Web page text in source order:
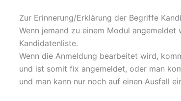
Zur Erinnerung/Erklärung der Begriffe
Wenn jemand zu einem Modul
Kandidatenliste.
Wenn die Anmeldung bearbeitet wird,
und ist somit fix angemeldet, oder man
und man kann nur noch auf einen Ausfall